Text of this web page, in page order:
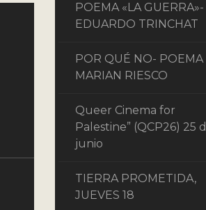
POEMA «LA GUERRA»-
EDUARDO TRINCHAT
POR QUÉ NO- POEMA
MARIAN RIESCO
Queer Cinema for
Palestine” (QCP26) 25
junio
TIERRA PROMETIDA,
JUEVES 18